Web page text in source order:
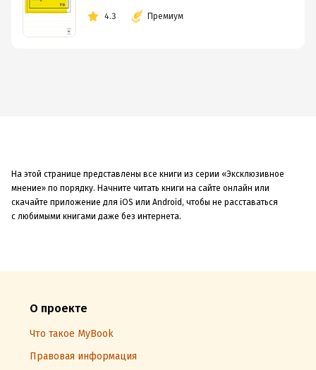
4.3 Премиум
На этой странице представлены все книги из серии «Эксклюзивное
мнение» по порядку. Начните читать книги на сайте онлайн или
скачайте приложение для iOS или Android, чтобы не расставаться
с любимыми книгами даже без интернета.
О проекте
Что такое MyBook
Правовая информация